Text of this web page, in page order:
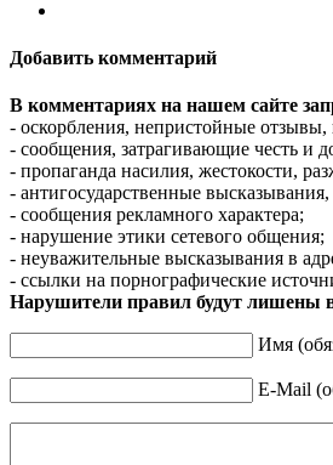
Добавить комментарий
В комментариях на нашем сайте
- оскорбления, непристойные
- сообщения, затрагивающие честь и
- пропаганда насилия, жестокости,
- антигосударственные
- сообщения рекламного характера;
- нарушение этики сетевого общения;
- неуважительные высказывания в
- ссылки на порнографические
Нарушители правил будут лишены
Имя
E-Mail